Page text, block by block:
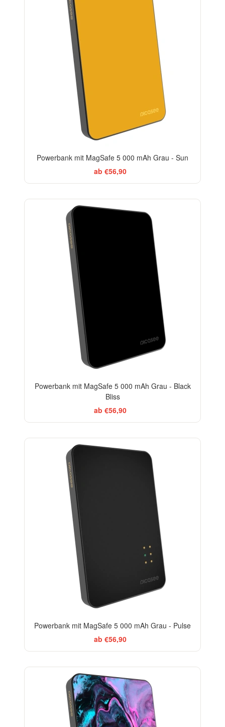
Powerbank mit MagSafe 5 000 mAh Grau - Sun
ab €56,90
Powerbank mit MagSafe 5 000 mAh Grau - Black
Bliss
ab €56,90
Powerbank mit MagSafe 5 000 mAh Grau - Pulse
ab €56,90